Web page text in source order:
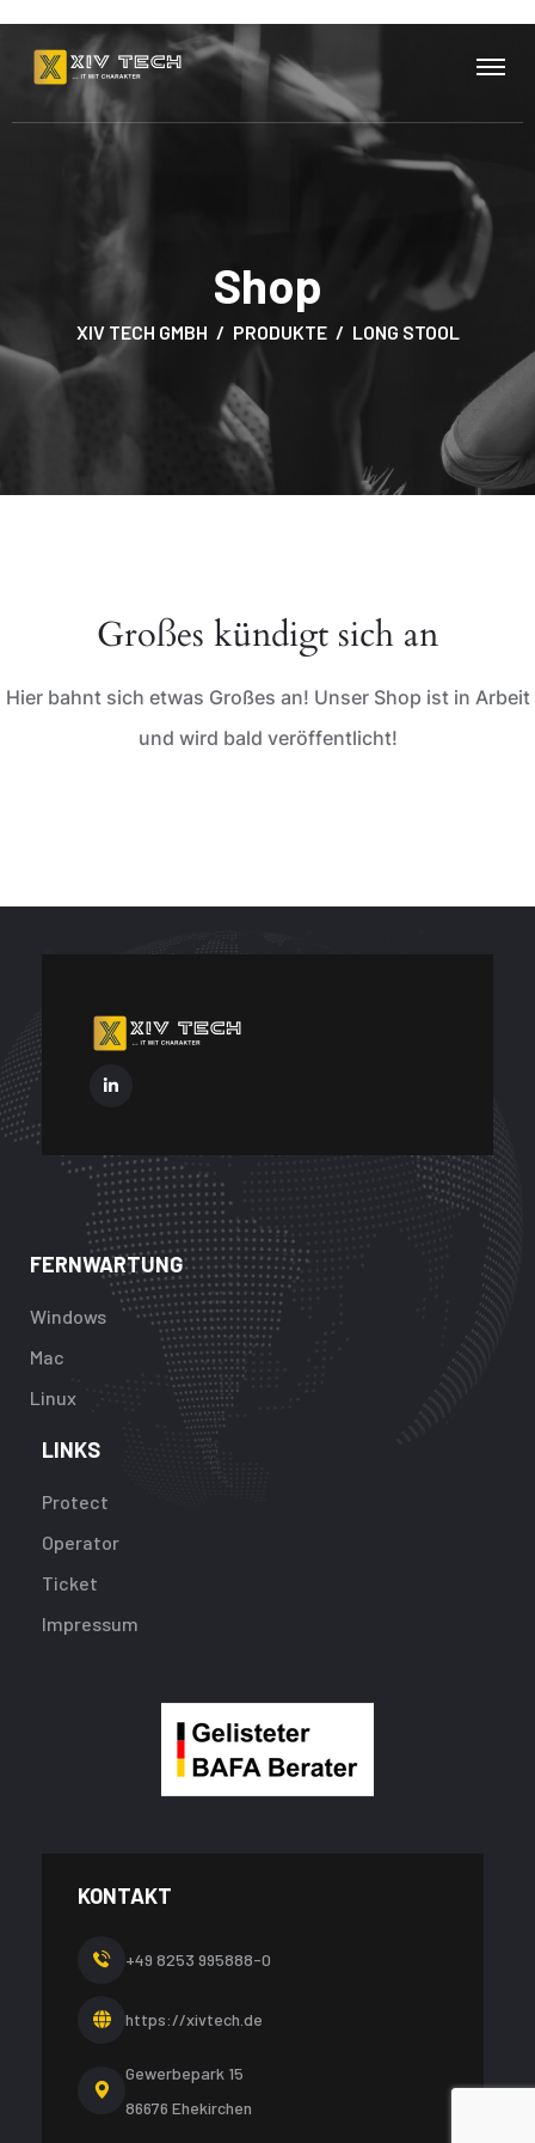
Shop
XIV TECH GMBH PRODUKTE LONG STOOL
Großes kündigt sich an
Hier bahnt sich etwas Großes an! Unser Shop ist in Arbeit
und wird bald veröffentlicht!
FERNWARTUNG
Windows
Mac
Linux
LINKS
Protect
Operator
Ticket
Impressum
KONTAKT
+49 8253 995888-0
https://xivtech.de
Gewerbepark 15
86676 Ehekirchen